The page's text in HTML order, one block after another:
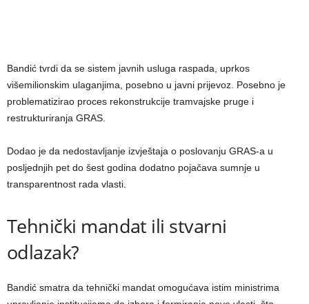
Bandić tvrdi da se sistem javnih usluga raspada, uprkos
višemilionskim ulaganjima, posebno u javni prijevoz. Posebno je
problematizirao proces rekonstrukcije tramvajske pruge i
restrukturiranja GRAS.
Dodao je da nedostavljanje izvještaja o poslovanju GRAS-a u
posljednjih pet do šest godina dodatno pojačava sumnje u
transparentnost rada vlasti.
Tehnički mandat ili stvarni
odlazak?
Bandić smatra da tehnički mandat omogućava istim ministrima